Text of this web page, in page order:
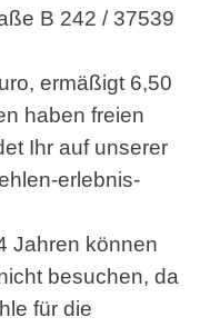
B 242 / 37539
ermäßigt 6,50
haben freien
Ihr auf unserer
erlebnis-
Jahren können
besuchen, da
für die